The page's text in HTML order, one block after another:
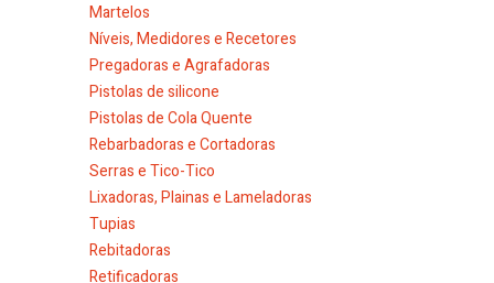
Martelos
Níveis, Medidores e Recetores
Pregadoras e Agrafadoras
Pistolas de silicone
Pistolas de Cola Quente
Rebarbadoras e Cortadoras
Serras e Tico-Tico
Lixadoras, Plainas e Lameladoras
Tupias
Rebitadoras
Retificadoras